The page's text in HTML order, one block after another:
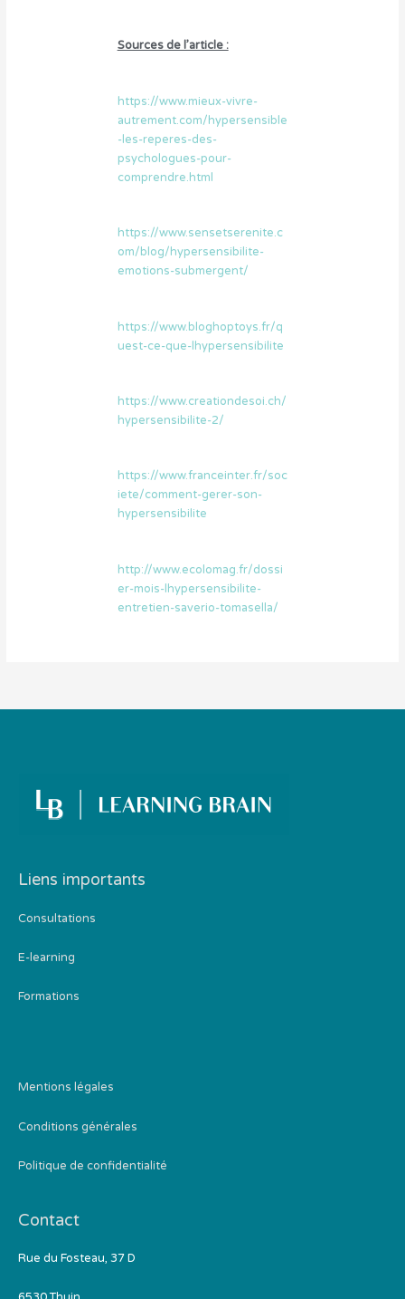
Sources de l’article :
https://www.mieux-vivre-
autrement.com/hypersensible
-les-reperes-des-
psychologues-pour-
comprendre.html
https://www.sensetserenite.c
om/blog/hypersensibilite-
emotions-submergent/
https://www.bloghoptoys.fr/q
uest-ce-que-lhypersensibilite
https://www.creationdesoi.ch/
hypersensibilite-2/
https://www.franceinter.fr/soc
iete/comment-gerer-son-
hypersensibilite
http://www.ecolomag.fr/dossi
er-mois-lhypersensibilite-
entretien-saverio-tomasella/
Liens importants
Consultations
E-learning
Formations
Mentions légales
Conditions générales
Politique de confidentialité
Contact
Rue du Fosteau, 37 D